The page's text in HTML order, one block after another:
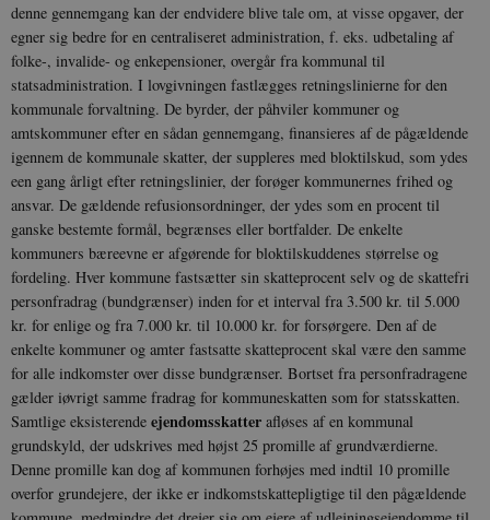
denne gennemgang kan der endvidere blive tale om, at visse opgaver, der
egner sig bedre for en centraliseret administration, f. eks. udbetaling af
folke-, invalide- og enkepensioner, overgår fra kommunal til
statsadministration. I lovgivningen fastlægges retningslinierne for den
kommunale forvaltning. De byrder, der påhviler kommuner og
amtskommuner efter en sådan gennemgang, finansieres af de pågældende
igennem de kommunale skatter, der suppleres med bloktilskud, som ydes
een gang årligt efter retningslinier, der forøger kommunernes frihed og
ansvar. De gældende refusionsordninger, der ydes som en procent til
ganske bestemte formål, begrænses eller bortfalder. De enkelte
kommuners bæreevne er afgørende for bloktilskuddenes størrelse og
fordeling. Hver kommune fastsætter sin skatteprocent selv og de skattefri
personfradrag (bundgrænser) inden for et interval fra 3.500 kr. til 5.000
kr. for enlige og fra 7.000 kr. til 10.000 kr. for forsørgere. Den af de
enkelte kommuner og amter fastsatte skatteprocent skal være den samme
for alle indkomster over disse bundgrænser. Bortset fra personfradragene
gælder iøvrigt samme fradrag for kommuneskatten som for statsskatten.
Samtlige eksisterende ejendomsskatter afløses af en kommunal
grundskyld, der udskrives med højst 25 promille af grundværdierne.
Denne promille kan dog af kommunen forhøjes med indtil 10 promille
overfor grundejere, der ikke er indkomstskattepligtige til den pågældende